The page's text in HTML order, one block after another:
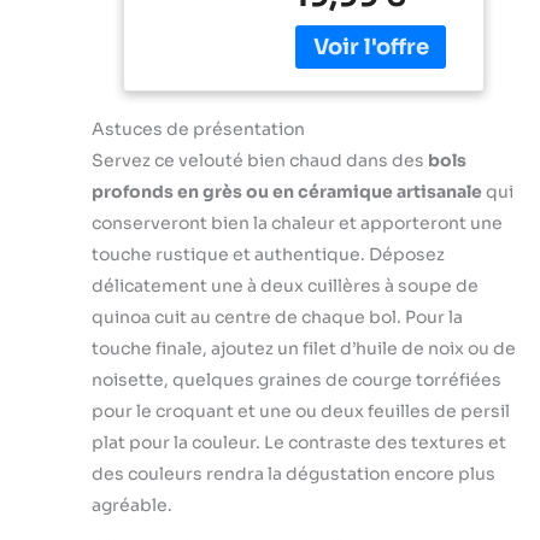
en utilisant une
seule main Mixage
pratique et
efficace : Le
QuattroBlade en
inox à 4 lames
assure un mélange
lisse et
homogène, avec
moins
d’éclaboussures
et un mixage plus
rapide Accessoire
Le mixeur est livré
avec un gobelet
pratique pour
mesurer et mixer
W et d'une seule
vitesse pour des
sans effort, tout
cela en appuyant
sur un bouton
PIED ANTI-
ECLABOUSSURES
: Le pied
antiéclaboussures
évite les
éclaboussures et
les dégâts, pour
une expérience
plus propre et plus
agréable DESIGN
CONFORTABLE :
Une poignée
ergonomique avec
Astuces de présentation
Servez ce velouté bien chaud dans des bols
profonds en grès ou en céramique artisanalequi
conserveront bien la chaleur et apporteront une
touche rustique et authentique. Déposez
délicatement une à deux cuillères à soupe de
quinoa cuit au centre de chaque bol. Pour la
touche finale, ajoutez un filet d’huile de noix ou de
noisette, quelques graines de courge torréfiées
pour le croquant et une ou deux feuilles de persil
plat pour la couleur. Le contraste des textures et
des couleurs rendra la dégustation encore plus
agréable.